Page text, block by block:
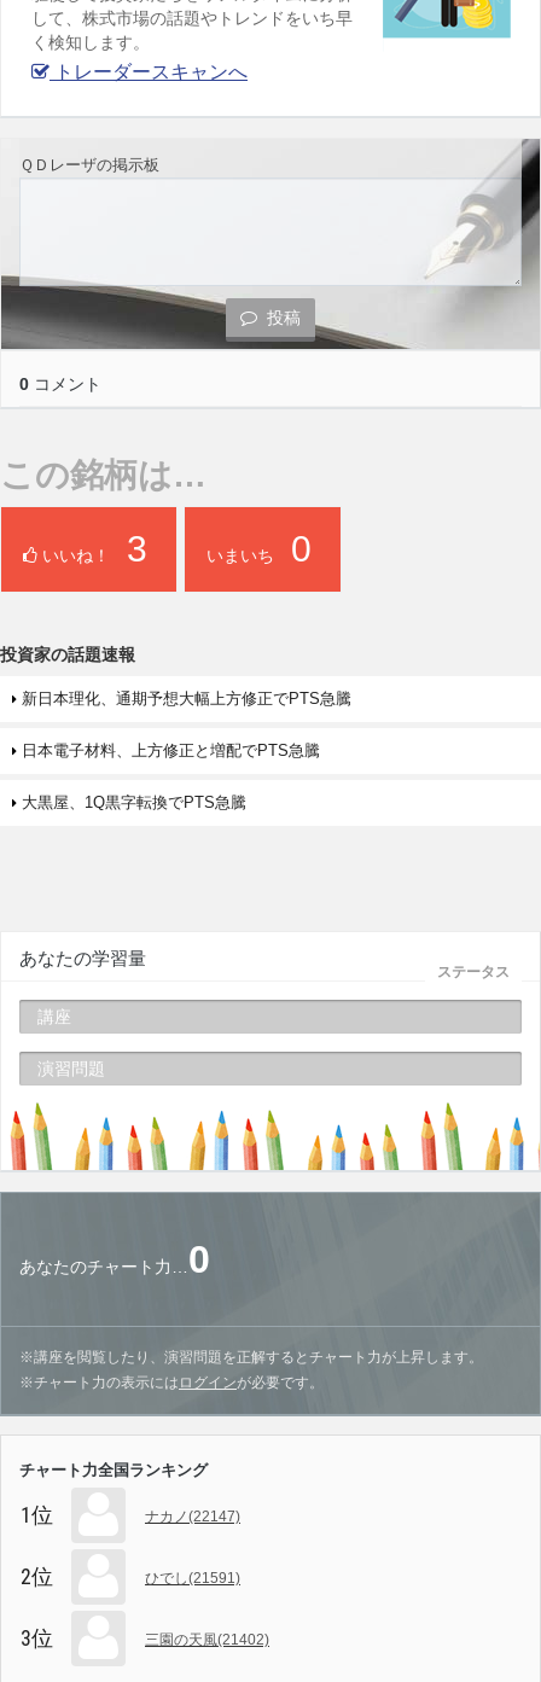
して、株式市場の話題やトレンドをいち早
く検知します。
トレーダースキャンへ
ＱＤレーザの掲示板
投稿
0 コメント
この銘柄は…
いいね！ 3 いまいち 0
投資家の話題速報
新日本理化、通期予想大幅上方修正でPTS急騰
日本電子材料、上方修正と増配でPTS急騰
大黒屋、1Q黒字転換でPTS急騰
ステータス
あなたの学習量
講座
演習問題
あなたのチャート力…0
※講座を閲覧したり、演習問題を正解するとチャート力が上昇します。
※チャート力の表示には ログインが必要です。
チャート力全国ランキング
1位 ナカノ(22147)
2位 ひでし(21591)
3位 三園の天風(21402)